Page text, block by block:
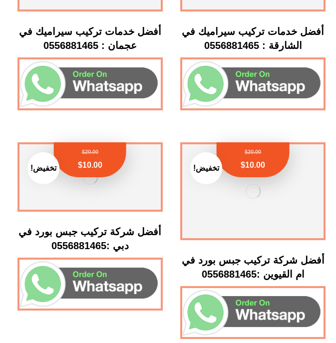
أفضل خدمات تركيب سيراميك في
الشارقة : 0556881465
أفضل خدمات تركيب سيراميك في
عجمان : 0556881465
تخفيض!
أفضل شركة تركيب جبس بورد في
ام القيوين :0556881465
$20.00
$10.00 تخفيض!
أفضل شركة تركيب جبس بورد في
دبي :0556881465
$20.00
$10.00